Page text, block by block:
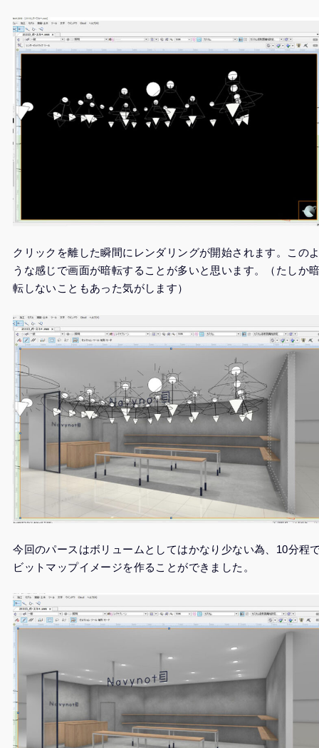
クリックを離した瞬間にレンダリングが開始されます。この
うな感じで画面が暗転することが多いと思います。（たしか
転しないこともあった気がします）
今回のパースはボリュームとしてはかなり少ない為、10分程
ビットマップイメージを作ることができました。